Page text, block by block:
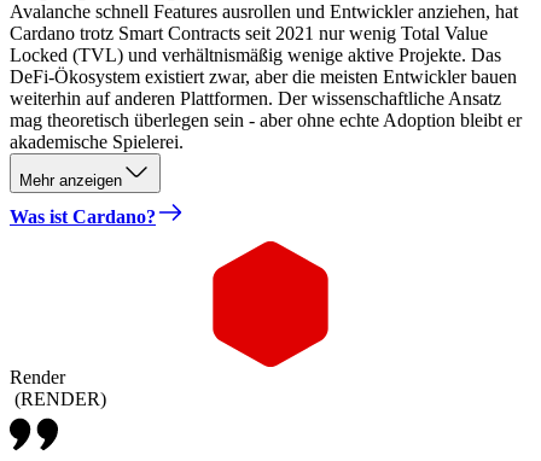
Avalanche schnell Features ausrollen und Entwickler anziehen, hat
Cardano trotz Smart Contracts seit 2021 nur wenig Total Value
Locked (TVL) und verhältnismäßig wenige aktive Projekte. Das
DeFi-Ökosystem existiert zwar, aber die meisten Entwickler bauen
weiterhin auf anderen Plattformen. Der wissenschaftliche Ansatz
mag theoretisch überlegen sein - aber ohne echte Adoption bleibt er
akademische Spielerei.
Mehr anzeigen
Was ist Cardano?
Render
(RENDER)